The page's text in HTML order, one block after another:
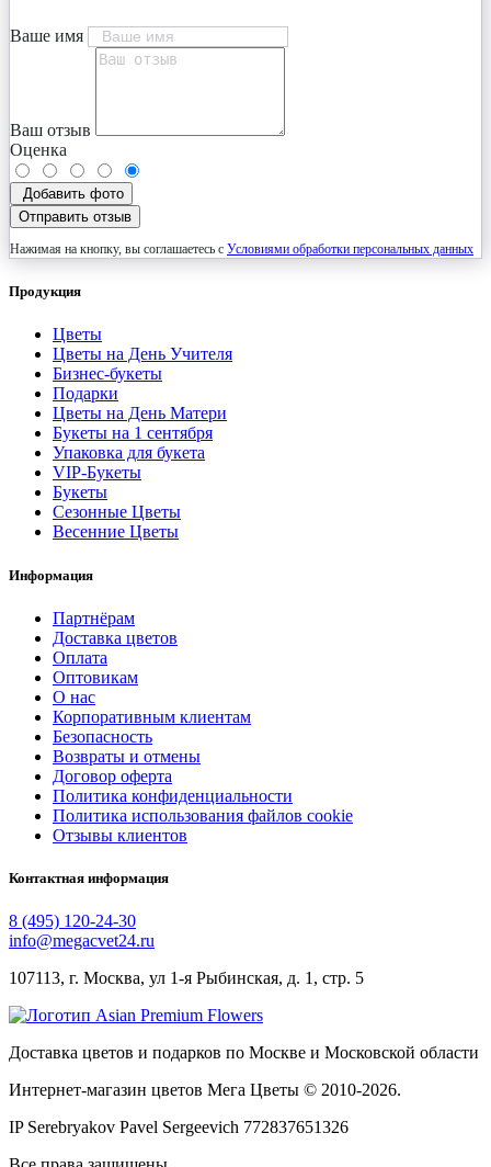
Ваше имя
Ваш отзыв
Оценка
Добавить фото
Отправить отзыв
Нажимая на кнопку, вы соглашаетесь с Условиями обработки персональных данных
Продукция
Цветы
Цветы на День Учителя
Бизнес-букеты
Подарки
Цветы на День Матери
Букеты на 1 сентября
Упаковка для букета
VIP-Букеты
Букеты
Сезонные Цветы
Весенние Цветы
Информация
Партнёрам
Доставка цветов
Оплата
Оптовикам
О нас
Корпоративным клиентам
Безопасность
Возвраты и отмены
Договор оферта
Политика конфиденциальности
Политика использования файлов cookie
Отзывы клиентов
Контактная информация
8 (495) 120-24-30
info@megacvet24.ru
107113, г. Москва, ул 1-я Рыбинская, д. 1, стр. 5
Доставка цветов и подарков по Москве и Московской области
Интернет-магазин цветов Мега Цветы © 2010-2026.
IP Serebryakov Pavel Sergeevich 772837651326